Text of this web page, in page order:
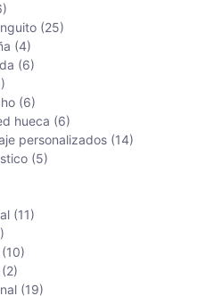
(25)
(4)
(6)
(6)
hueca (6)
personalizados (14)
(5)
(11)
(10)
(2)
(19)